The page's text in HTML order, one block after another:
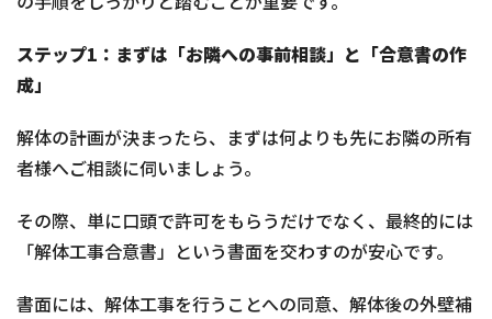
ステップ1：まずは「お隣への事前相談」と「合意書の作
成」
解体の計画が決まったら、まずは何よりも先にお隣の所有
者様へご相談に伺いましょう。
その際、単に口頭で許可をもらうだけでなく、最終的には
「解体工事合意書」という書面を交わすのが安心です。
書面には、解体工事を行うことへの同意、解体後の外壁補